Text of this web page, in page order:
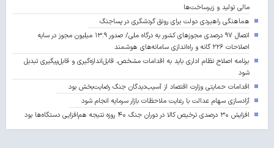
مالی تولید و زیرساخت‌ها
هماهنگی راهبردی دولت برای رونق گردشگری در پساجنگ
اتصال ۹۷ درصدی مجوزهای کشور به درگاه ملی/ صدور ۱۳.۹ میلیون مجوز در سایه
اصلاحات ۲۲۶ گانه و راه‌اندازی سامانه‌های هوشمند
برنامه اصلاح نظام اداری باید به اقدامات مشخص، قابل‌اندازه‌گیری و قابل‌پیگیری تبدیل
شود
اقدامات حمایتی وزارت اقتصاد از آسیب‌دیدگان جنگ رضایت‌بخش بود
آزادسازی سهام عدالت با رعایت ملاحظات بازار سرمایه انجام شود
افزایش ۳۰ درصدی ترخیص کالا در دوران جنگ ۴۰ روزه نتیجه هم‌افزایی دستگاه‌ها بود